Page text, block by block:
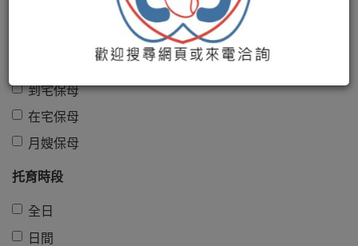
到宅保母
在宅保母
月嫂保母
托育時段
全日
日間